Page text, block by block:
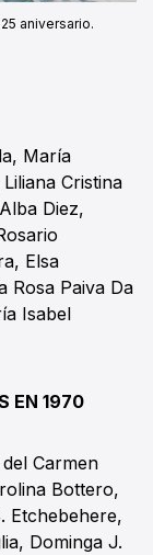
aniversario.
María
Cristina
Diez,
Elsa
Rosa Paiva Da
Isabel
EN 1970
Carmen
Bottero,
Etchebehere,
Dominga J.